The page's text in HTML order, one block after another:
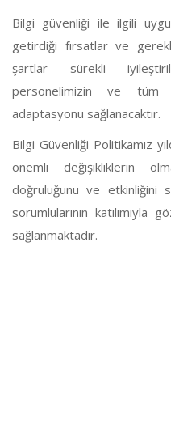
Bilgi güvenliği ile ilgili
getirdiği fırsatlar ve
şartlar sürekli
personelimizin ve
adaptasyonu sağlanacaktır.
Bilgi Güvenliği Politikamız
önemli değişikliklerin
doğruluğunu ve etkinliğini
sorumlularının
sağlanmaktadır.